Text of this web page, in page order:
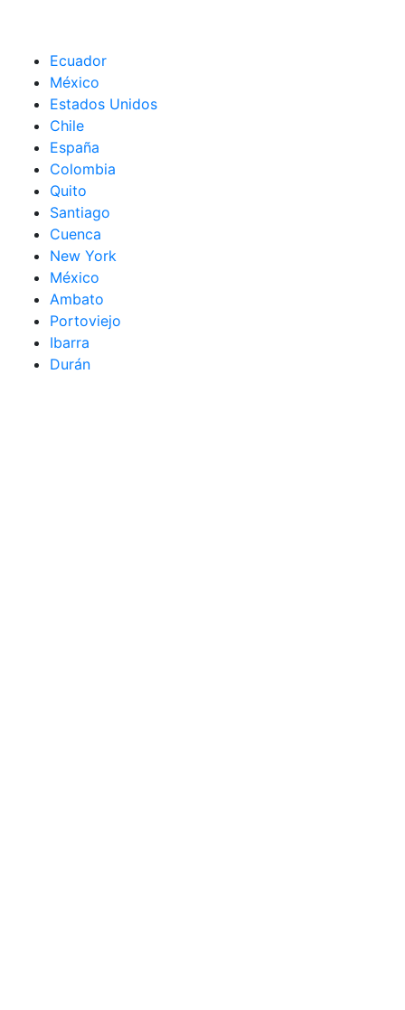
Ecuador
México
Estados Unidos
Chile
España
Colombia
Quito
Santiago
Cuenca
New York
México
Ambato
Portoviejo
Ibarra
Durán